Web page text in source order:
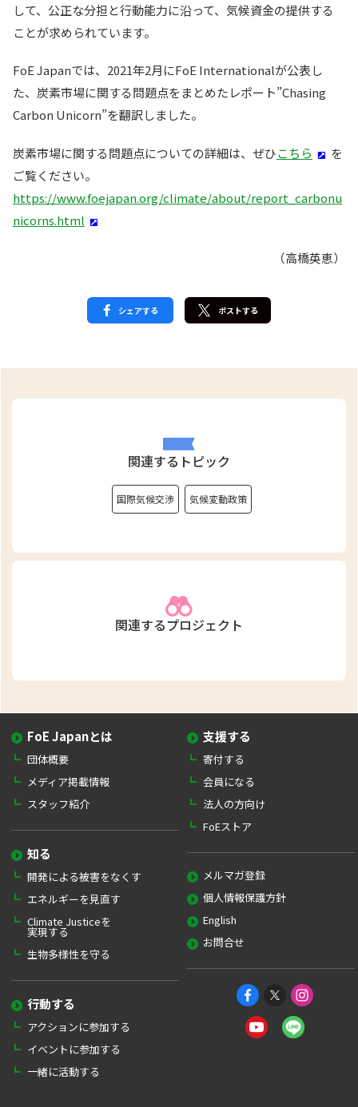
して、公正な分担と行動能力に沿って、気候資金の提供する
ことが求められています。
FoE Japanでは、2021年2月にFoE Internationalが公表し
た、炭素市場に関する問題点をまとめたレポート”Chasing
Carbon Unicorn”を翻訳しました。
炭素市場に関する問題点についての詳細は、ぜひこちら
を
ご覧ください。
https://www.foejapan.org/climate/about/report_carbonu
nicorns.html
（高橋英恵）
シェアする ポストする
関連するトピック
国際気候交渉 気候変動政策
関連するプロジェクト
FoE Japanとは
団体概要
メディア掲載情報
スタッフ紹介
知る
開発による被害をなくす
エネルギーを見直す
Climate Justiceを
実現する
生物多様性を守る
行動する
アクションに参加する
イベントに参加する
一緒に活動する
支援する
寄付する
会員になる
法人の方向け
FoEストア
メルマガ登録
個人情報保護方針
English
お問合せ